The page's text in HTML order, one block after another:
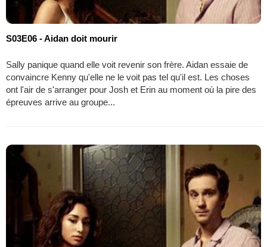
S03E06 - Aidan doit mourir
Sally panique quand elle voit revenir son frère. Aidan essaie de
convaincre Kenny qu'elle ne le voit pas tel qu'il est. Les choses
ont l'air de s'arranger pour Josh et Erin au moment où la pire des
épreuves arrive au groupe...